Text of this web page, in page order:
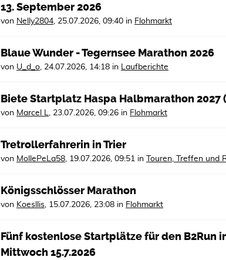
13. September 2026
von Nelly2804, 25.07.2026, 09:40 in Flohmarkt
Blaue Wunder - Tegernsee Marathon 2026
von U_d_o, 24.07.2026, 14:18 in Laufberichte
Biete Startplatz Haspa Halbmarathon 2027
von Marcel L, 23.07.2026, 09:26 in Flohmarkt
Tretrollerfahrerin in Trier
von MollePeLa58, 19.07.2026, 09:51 in Touren, Treffen und
Königsschlösser Marathon
von Koesllis, 15.07.2026, 23:08 in Flohmarkt
Fünf kostenlose Startplätze für den B2Run
Mittwoch 15.7.2026